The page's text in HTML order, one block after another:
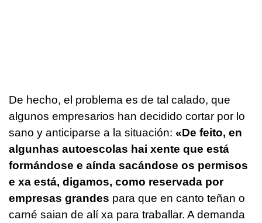
De hecho, el problema es de tal calado, que
algunos empresarios han decidido cortar por lo
sano y anticiparse a la situación: «De feito, en
algunhas autoescolas hai xente que está
formándose e aínda sacándose os permisos
e xa está, digamos, como reservada por
empresas grandes para que en canto teñan o
carné saian de alí xa para traballar. A demanda